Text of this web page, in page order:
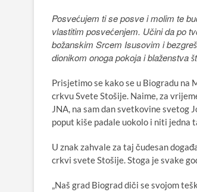
Posvećujem ti se posve i molim te
vlastitim posvećenjem. Učini da po
božanskim Srcem Isusovim i
dionikom onoga pokoja i blaženstva
Prisjetimo se kako se u Biogradu na
crkvu Svete Stošije. Naime, za
JNA, na sam dan svetkovine svetog
poput kiše padale uokolo i niti
U znak zahvale za taj čudesan
crkvi svete Stošije. Stoga je svake
„Naš grad Biograd diči se svojom